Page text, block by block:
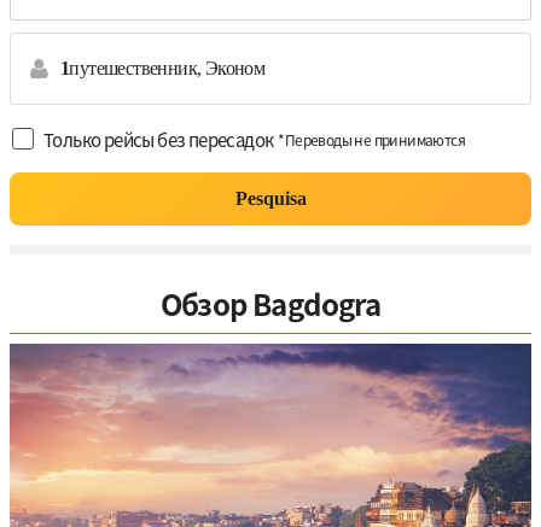
1путешественник, Эконом
Только рейсы без пересадок *Переводы не принимаются
Pesquisa
Обзор Bagdogra